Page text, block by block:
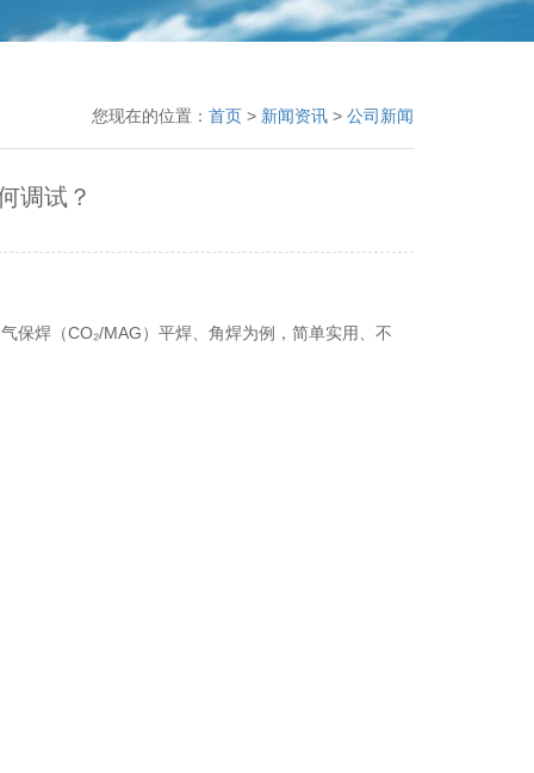
您现在的位置： 首页 > 新闻资讯 > 公司新闻
调试？
保焊（CO₂/MAG）平焊、角焊为例，简单实用、不